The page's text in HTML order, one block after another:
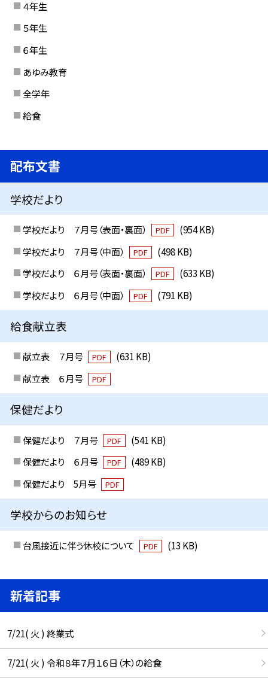
４年生
５年生
６年生
あゆみ教育
全学年
給食
配布文書
学校だより
学校だより ７月号（表面・裏面） PDF
(954 KB)
学校だより ７月号（中面）
PDF
(498 KB)
学校だより ６月号（表面・裏面）
PDF
(633 KB)
学校だより ６月号（中面）
PDF (791 KB)
給食献立表
献立表 ７月号 PDF
(631 KB)
献立表 ６月号
PDF
保健だより
保健だより ７月号 PDF
(541 KB)
保健だより ６月号
PDF
(489 KB)
保健だより 5月号
PDF
学校からのお知らせ
台風接近に伴う休校について PDF (13 KB)
新着記事
7/21( 火 ) 終業式
7/21( 火 ) 令和８年７月１６日（木）の給食